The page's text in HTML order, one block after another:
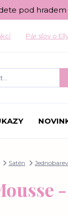
pod
Pár slov o
Satén